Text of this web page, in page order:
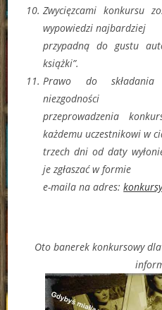
Zwycięzcami konkursu
wypowiedzi najbardziej
przypadną do gustu
książki”.
Prawo do
niezgodności
przeprowadzenia
każdemu uczestnikowi w
trzech dni od daty
je zgłaszać w formie
e-maila na adres:
Oto banerek konkursowy